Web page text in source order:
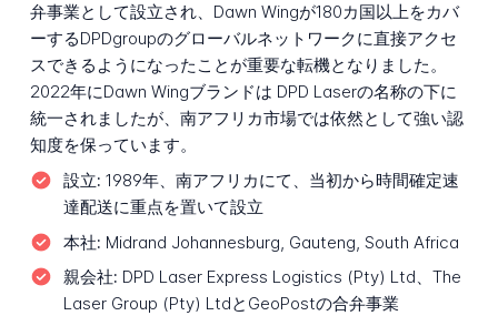
弁事業として設立され、Dawn Wingが180カ国以上をカバ
ーするDPDgroupのグローバルネットワークに直接アクセ
スできるようになったことが重要な転機となりました。
2022年にDawn Wingブランドは DPD Laserの名称の下に
統一されましたが、南アフリカ市場では依然として強い認
知度を保っています。
設立: 1989年、南アフリカにて、当初から時間確定速
達配送に重点を置いて設立
本社: Midrand Johannesburg, Gauteng, South Africa
親会社: DPD Laser Express Logistics (Pty) Ltd、The
Laser Group (Pty) LtdとGeoPostの合弁事業